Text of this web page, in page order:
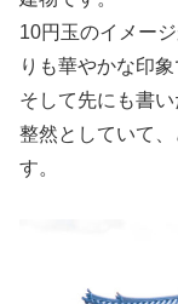
10円玉のイメー
りも華やかな印象
そして先にも書
整然としていて
す。